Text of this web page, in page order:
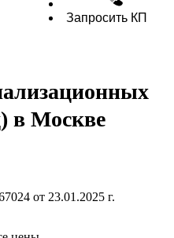
Запросить КП
в Москве
от 23.01.2025 г.